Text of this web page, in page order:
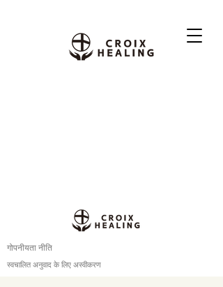
गोपनीयता नीति
स्वचालित अनुवाद के लिए अस्वीकरण